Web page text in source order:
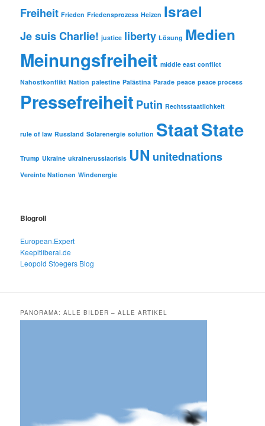
Freiheit Frieden Friedensprozess Heizen Israel
Je suis Charlie! justice liberty Lösung Medien
Meinungsfreiheit middle east conflict
Nahostkonflikt Nation palestine Palästina Parade peace peace process
Pressefreiheit Putin Rechtsstaatlichkeit
rule of law Russland Solarenergie solution StaatState
Trump Ukraine ukrainerussiacrisis UN unitednations
Vereinte Nationen Windenergie
Blogroll
European.Expert
Keepitliberal.de
Leopold Stoegers Blog
PANORAMA: ALLE BILDER – ALLE ARTIKEL